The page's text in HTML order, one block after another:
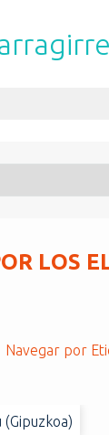
LOS
Navegar por